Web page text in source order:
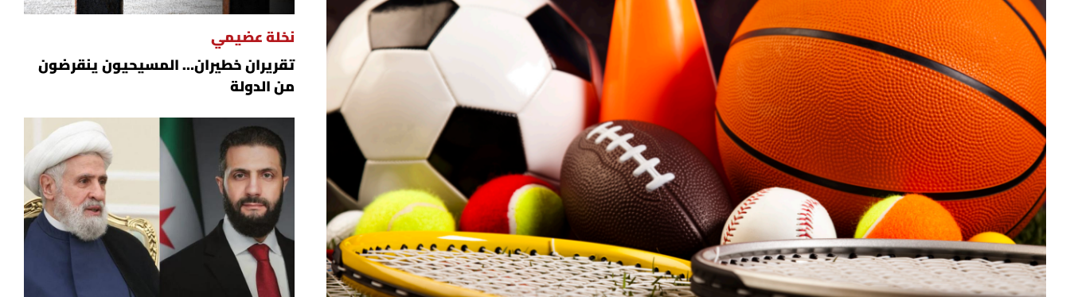
نخلة عضيمي
تقريران خطيران… المسيحيون ينقرضون
من الدولة